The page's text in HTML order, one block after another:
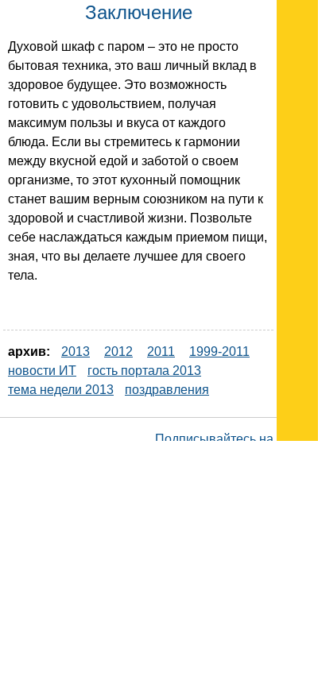
Заключение
Духовой шкаф с паром – это не просто
бытовая техника, это ваш личный вклад в
здоровое будущее. Это возможность
готовить с удовольствием, получая
максимум пользы и вкуса от каждого
блюда. Если вы стремитесь к гармонии
между вкусной едой и заботой о своем
организме, то этот кухонный помощник
станет вашим верным союзником на пути к
здоровой и счастливой жизни. Позвольте
себе наслаждаться каждым приемом пищи,
зная, что вы делаете лучшее для своего
тела.
архив: 2013 2012 2011
1999-2011
новости ИТ
гость портала 2013
тема недели 2013
поздравления
Подписывайтесь на наш